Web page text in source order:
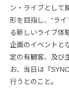
ン・ライブとして
形を目指し、“ラ
る新しいライブ体
企画のイベントと
定の有観客、及び
お、当日は『
行うとのこと。